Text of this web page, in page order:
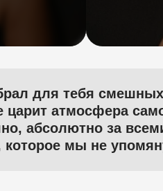
для тебя
царит атмосфера
абсолютно за
мы не